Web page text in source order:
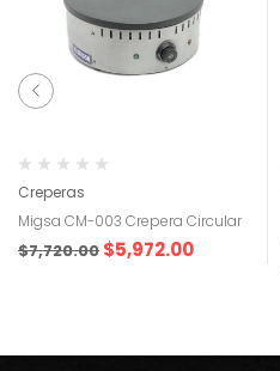
Creperas
Migsa CM-003 Crepera Circular
$7,720.00 $5,972.00